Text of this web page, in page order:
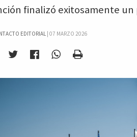
finalizó exitosamente
EDITORIAL | 07 MARZO 2026